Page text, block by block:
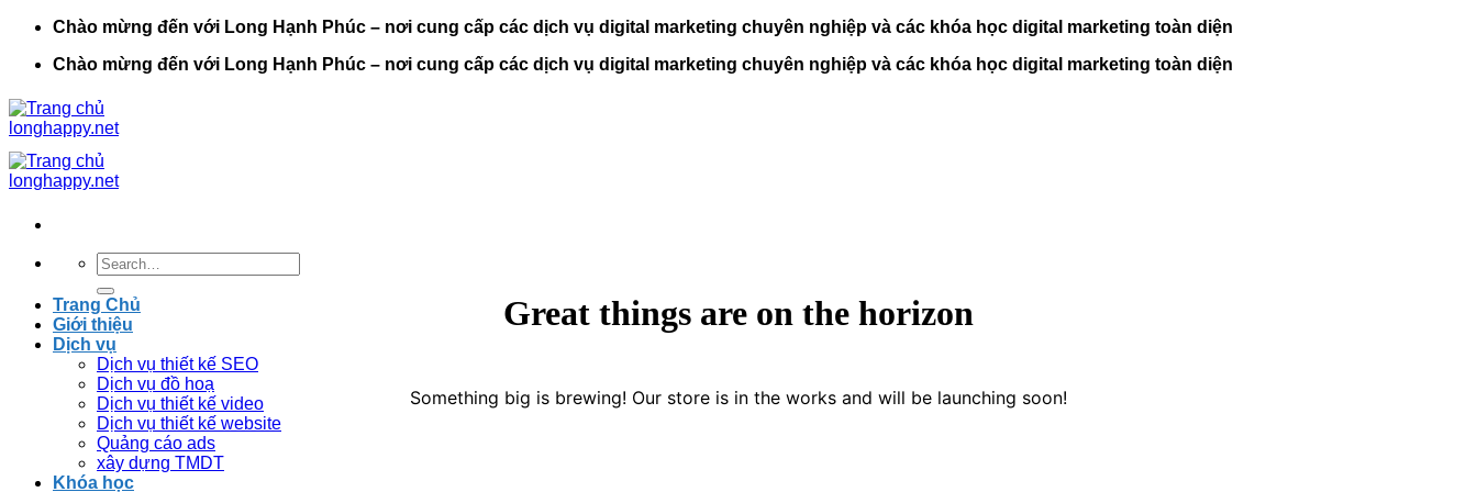
Chào mừng đến với Long Hạnh Phúc – nơi cung cấp các dịch vụ digital marketing chuyên nghiệp và các khóa học digital marketing toàn diện
Chào mừng đến với Long Hạnh Phúc – nơi cung cấp các dịch vụ digital marketing chuyên nghiệp và các khóa học digital marketing toàn diện
Search
for:
Trang Chủ
Giới thiệu
Dịch vụ
Dịch vụ thiết kế SEO
Dịch vụ đồ hoạ
Dịch vụ thiết kế video
Dịch vụ thiết kế website
Quảng cáo ads
xây dựng TMDT
Khóa học
Great things are on the horizon
Something big is brewing! Our store is in the works and will be launching soon!